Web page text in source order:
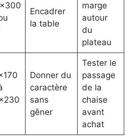
Encadrer
la table
marge
autour
du
plateau
Donner du
caractère
sans
gêner
Tester le
passage
de la
chaise
avant
achat